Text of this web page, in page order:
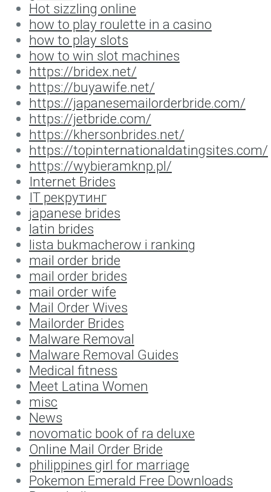
Hot sizzling online
how to play roulette in a casino
how to play slots
how to win slot machines
https://bridex.net/
https://buyawife.net/
https://japanesemailorderbride.com/
https://jetbride.com/
https://khersonbrides.net/
https://topinternationaldatingsites.com/
https://wybieramknp.pl/
Internet Brides
IT рекрутинг
japanese brides
latin brides
lista bukmacherow i ranking
mail order bride
mail order brides
mail order wife
Mail Order Wives
Mailorder Brides
Malware Removal
Malware Removal Guides
Medical fitness
Meet Latina Women
misc
News
novomatic book of ra deluxe
Online Mail Order Bride
philippines girl for marriage
Pokemon Emerald Free Downloads